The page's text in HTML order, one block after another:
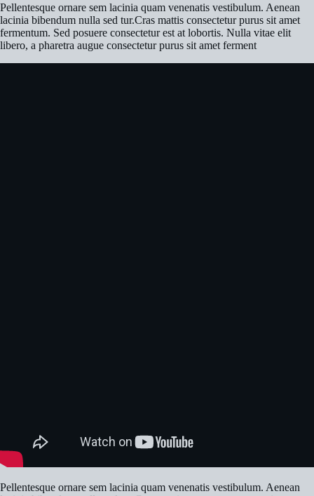
Pellentesque ornare sem lacinia quam venenatis vestibulum. Aenean
lacinia bibendum nulla sed tur.Cras mattis consectetur purus sit amet
fermentum. Sed posuere consectetur est at lobortis. Nulla vitae elit
libero, a pharetra augue consectetur purus sit amet ferment
Pellentesque ornare sem lacinia quam venenatis vestibulum. Aenean